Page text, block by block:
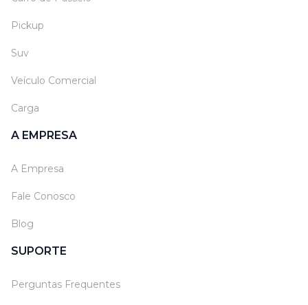
Pickup
Suv
Veículo Comercial
Carga
A EMPRESA
A Empresa
Fale Conosco
Blog
SUPORTE
Perguntas Frequentes